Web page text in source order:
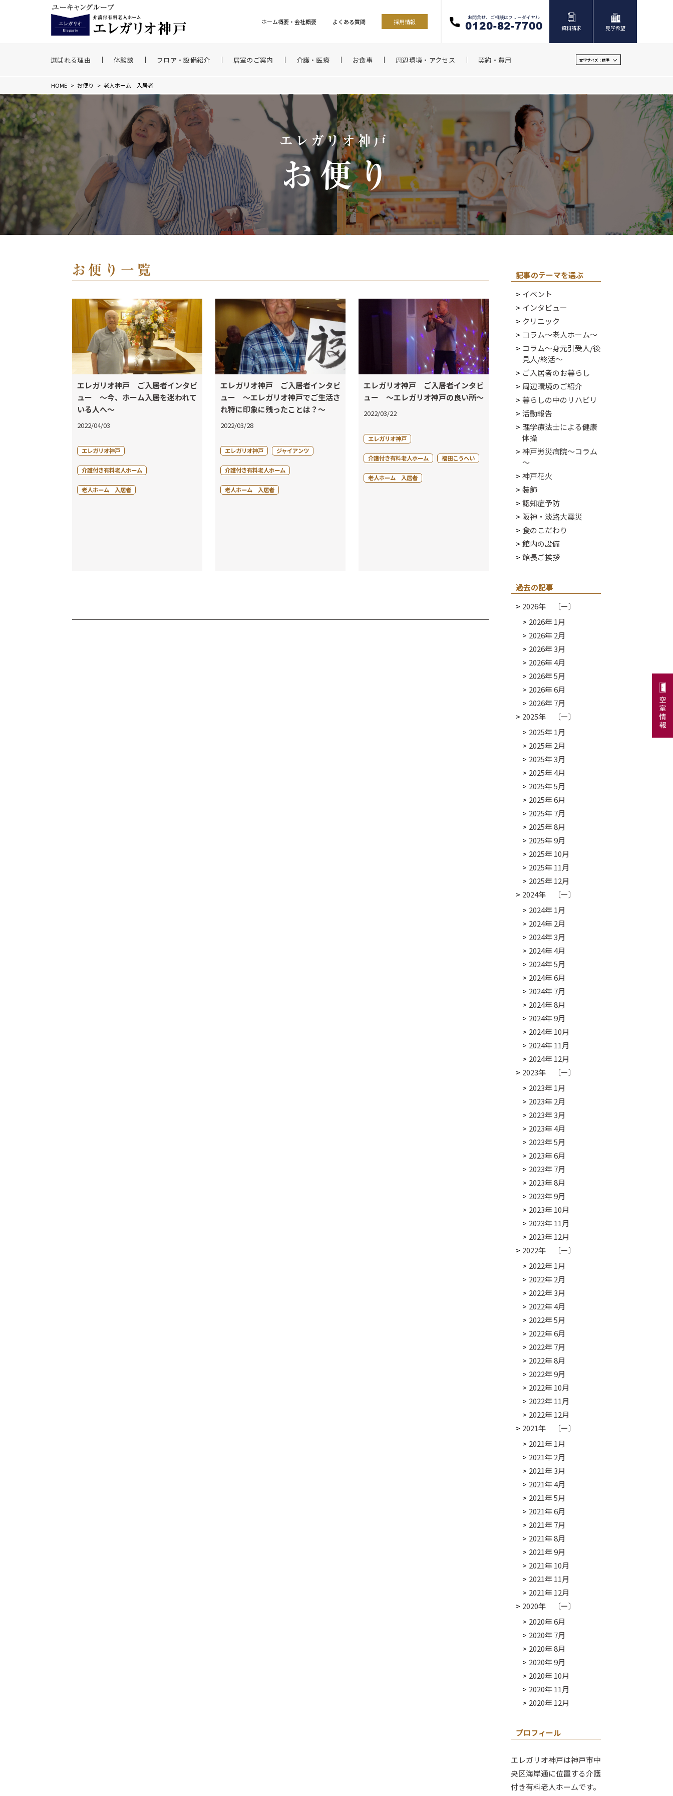
ホーム概要・会社概要 よくある質問 採用情報
お問合せ、ご相談はフリーダイヤル
0120-82-7700 資料請求 見学希望
選ばれる理由 体験談 フロア・設備紹介 居室のご案内 介護・医療 お食事 周辺環境・アクセス 契約・費用 文字サイズ： 標準
HOME > お便り > 老人ホーム 入居者
エレガリオ神戸
お便り
お便り一覧
エレガリオ神戸 ご入居者インタビ
ュー ～今、ホーム入居を迷われて
いる人へ～
2022/04/03
エレガリオ神戸
介護付き有料老人ホーム
老人ホーム 入居者
エレガリオ神戸 ご入居者インタビ
ュー ～エレガリオ神戸でご生活さ
れ特に印象に残ったことは？～
2022/03/28
エレガリオ神戸 ジャイアンツ
介護付き有料老人ホーム
老人ホーム 入居者
エレガリオ神戸 ご入居者インタビ
ュー ～エレガリオ神戸の良い所～
2022/03/22
エレガリオ神戸
介護付き有料老人ホーム 福田こうへい
老人ホーム 入居者
記事のテーマを選ぶ
イベント
インタビュー
クリニック
コラム～老人ホーム～
コラム～身元引受人/後
見人/終活～
ご入居者のお暮らし
周辺環境のご紹介
暮らしの中のリハビリ
活動報告
理学療法士による健康
体操
神戸労災病院～コラム
～
神戸花火
装飾
認知症予防
阪神・淡路大震災
食のこだわり
館内の設備
館長ご挨拶
過去の記事
2026年 〔ー〕
2026年 1月
2026年 2月
2026年 3月
2026年 4月
2026年 5月
2026年 6月
2026年 7月
2025年 〔ー〕
2025年 1月
2025年 2月
2025年 3月
2025年 4月
2025年 5月
2025年 6月
2025年 7月
2025年 8月
2025年 9月
2025年 10月
2025年 11月
2025年 12月
2024年 〔ー〕
2024年 1月
2024年 2月
2024年 3月
2024年 4月
2024年 5月
2024年 6月
2024年 7月
2024年 8月
2024年 9月
2024年 10月
2024年 11月
2024年 12月
2023年 〔ー〕
2023年 1月
2023年 2月
2023年 3月
2023年 4月
2023年 5月
2023年 6月
2023年 7月
2023年 8月
2023年 9月
2023年 10月
2023年 11月
2023年 12月
2022年 〔ー〕
2022年 1月
2022年 2月
2022年 3月
2022年 4月
2022年 5月
2022年 6月
2022年 7月
2022年 8月
2022年 9月
2022年 10月
2022年 11月
2022年 12月
2021年 〔ー〕
2021年 1月
2021年 2月
2021年 3月
2021年 4月
2021年 5月
2021年 6月
2021年 7月
2021年 8月
2021年 9月
2021年 10月
2021年 11月
2021年 12月
2020年 〔ー〕
2020年 6月
2020年 7月
2020年 8月
2020年 9月
2020年 10月
2020年 11月
2020年 12月
プロフィール
エレガリオ神戸は神戸市中
央区海岸通に位置する介護
付き有料老人ホームです。